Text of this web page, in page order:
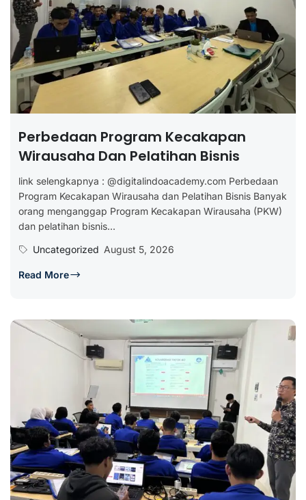
Perbedaan Program Kecakapan
Wirausaha Dan Pelatihan Bisnis
link selengkapnya : @digitalindoacademy.com Perbedaan
Program Kecakapan Wirausaha dan Pelatihan Bisnis Banyak
orang menganggap Program Kecakapan Wirausaha (PKW)
dan pelatihan bisnis...
Uncategorized August 5, 2026
Read More